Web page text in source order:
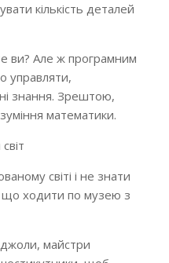
кількість деталей
ви? Але ж програмним
управляти,
знання. Зрештою,
математики.
світі і не знати
ходити по музею з
майстри